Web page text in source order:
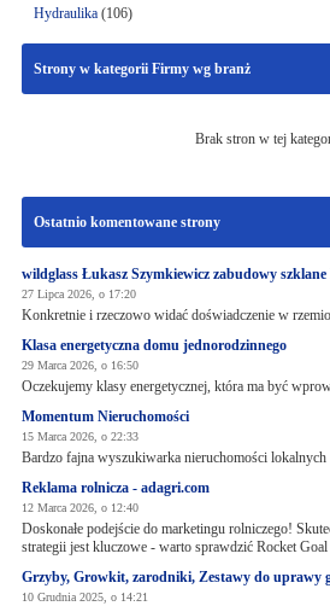
Hydraulika(106)
Strony w kategorii Firmy wg branż
Brak stron w tej
Ostatnio komentowane strony
wildglass Łukasz Szymkiewicz zabudowy szklane
27 Lipca 2026, o 17:20
Konkretnie i rzeczowo widać doświadczenie w
Klasa energetyczna domu jednorodzinnego
29 Marca 2026, o 16:50
Oczekujemy klasy energetycznej, która ma być
Momentum Nieruchomości
15 Marca 2026, o 22:33
Bardzo fajna wyszukiwarka nieruchomości lokalnych
Reklama rolnicza - adagri.com
12 Marca 2026, o 12:40
Doskonałe podejście do marketingu rolniczego!
strategii jest kluczowe - warto sprawdzić Rocket
Grzyby, Growkit, zarodniki, Zestawy do uprawy
10 Grudnia 2025, o 14:21